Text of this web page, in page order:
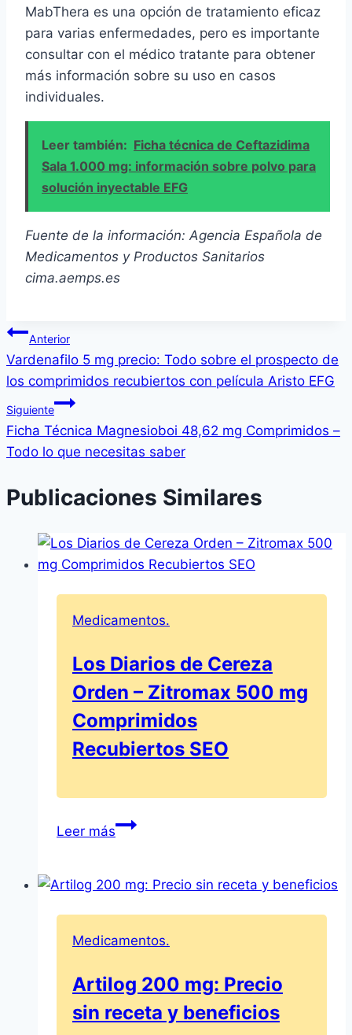
MabThera es una opción de tratamiento eficaz
para varias enfermedades, pero es importante
consultar con el médico tratante para obtener
más información sobre su uso en casos
individuales.
Leer también: Ficha técnica de Ceftazidima
Sala 1.000 mg: información sobre polvo para
solución inyectable EFG
Fuente de la información: Agencia Española de
Medicamentos y Productos Sanitarios
cima.aemps.es
Navegación
de
entradas
Anterior
Vardenafilo 5 mg precio: Todo sobre el prospecto de
los comprimidos recubiertos con película Aristo EFG
Siguiente
Ficha Técnica Magnesioboi 48,62 mg Comprimidos –
Todo lo que necesitas saber
Publicaciones Similares
Medicamentos.
Los Diarios de Cereza
Orden – Zitromax 500 mg
Comprimidos
Recubiertos SEO
Leer másLos
Cereza
Zitromax
mg
Comprimidos
Medicamentos.
Artilog 200 mg: Precio
sin receta y beneficios